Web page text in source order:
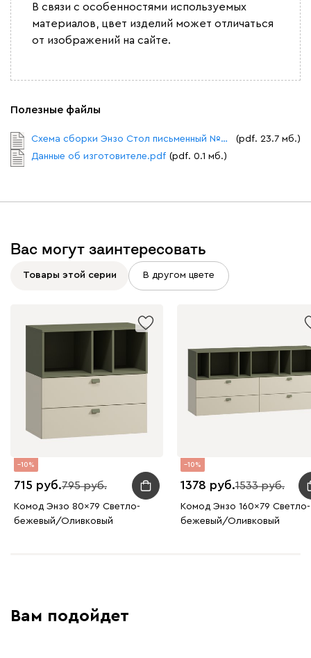
В связи с особенностями используемых
материалов, цвет изделий может отличаться
от изображений на сайте.
Полезные файлы
Схема сборки Энзо Стол письменный №2.pdf
(pdf. 23.7 мб.)
Данные об изготовителе.pdf (pdf. 0.1 мб.)
Вас могут заинтересовать
Товары этой серии В другом цвете
10
715 795
Комод Энзо 80x79 Светло-
бежевый/Оливковый
10
1378 1533
Комод Энзо 160x79 Светло-
бежевый/Оливковый
Вам подойдет